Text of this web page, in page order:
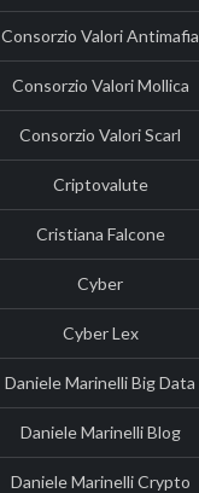
Consorzio Valori Antimafia
Consorzio Valori Mollica
Consorzio Valori Scarl
Criptovalute
Cristiana Falcone
Cyber
Cyber Lex
Daniele Marinelli Big Data
Daniele Marinelli Blog
Daniele Marinelli Crypto